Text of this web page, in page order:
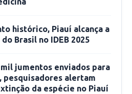
histórico, Piauí alcança a
Brasil no IDEB 2025
mil jumentos enviados para
pesquisadores alertam
da espécie no Piauí